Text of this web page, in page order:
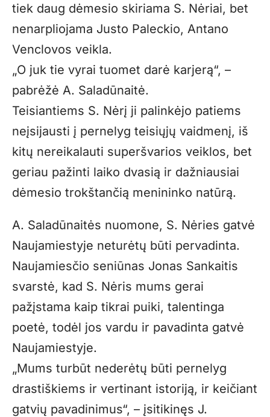
tiek daug dėmesio skiriama S. Nėriai, bet
nenarpliojama Justo Paleckio, Antano
Venclovos veikla.
„O juk tie vyrai tuomet darė karjerą“, –
pabrėžė A. Saladūnaitė.
Teisiantiems S. Nėrį ji palinkėjo patiems
neįsijausti į pernelyg teisiųjų vaidmenį, iš
kitų nereikalauti superšvarios veiklos, bet
geriau pažinti laiko dvasią ir dažniausiai
dėmesio trokštančią menininko natūrą.
A. Saladūnaitės nuomone, S. Nėries gatvė
Naujamiestyje neturėtų būti pervadinta.
Naujamiesčio seniūnas Jonas Sankaitis
svarstė, kad S. Nėris mums gerai
pažįstama kaip tikrai puiki, talentinga
poetė, todėl jos vardu ir pavadinta gatvė
Naujamiestyje.
„Mums turbūt nederėtų būti pernelyg
drastiškiems ir vertinant istoriją, ir keičiant
gatvių pavadinimus“, – įsitikinęs J.